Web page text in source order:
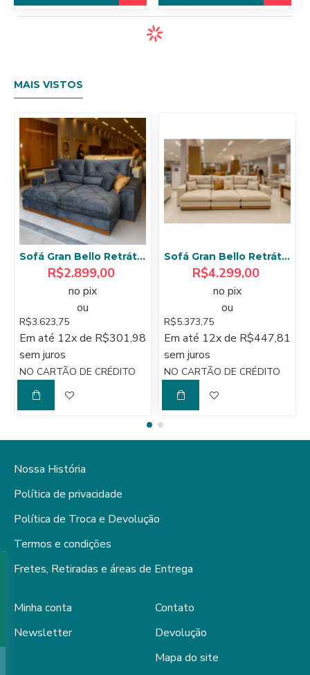
MAIS VISTOS
Sofá Gran Bello Retrátil Reclinável 2,50 m - Veludo Cinza
R$2.899,00
no pix
ou
R$3.623,75
Em até 12x de R$301,98
sem juros
NO CARTÃO DE CRÉDITO
Sofá Gran Bello Retrátil Reclinável 3,20 - Linho Bege
R$4.299,00
no pix
ou
R$5.373,75
Em até 12x de R$447,81
sem juros
NO CARTÃO DE CRÉDITO
Nossa História
Política de privacidade
Política de Troca e Devolução
Termos e condições
Fretes, Retiradas e áreas de Entrega
Minha conta
Newsletter
Contato
Devolução
Mapa do site